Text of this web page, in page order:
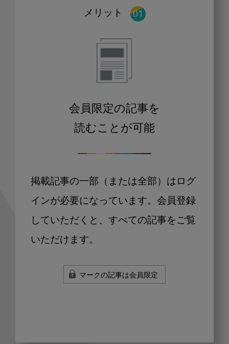
メリット
会員限定の記事を
読むことが可能
掲載記事の一部（または全部）はログ
インが必要になっています。会員登録
していただくと、すべての記事をご覧
いただけます。
マークの記事は会員限定